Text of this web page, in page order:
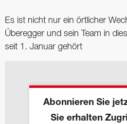
Es ist nicht nur ein örtlicher
Überegger und sein Team in
seit 1. Januar gehört
Abonnieren Sie
Sie erhalten